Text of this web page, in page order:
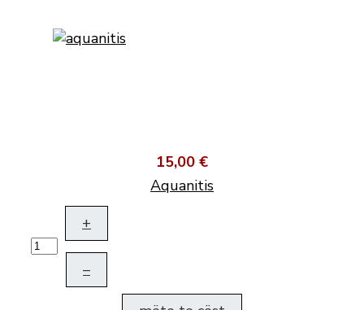
15,00 €
Aquanitis
+
–